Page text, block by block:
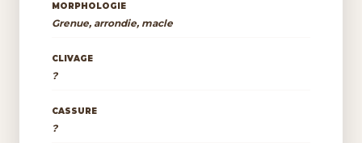
MORPHOLOGIE
Grenue, arrondie, macle
CLIVAGE
?
CASSURE
?